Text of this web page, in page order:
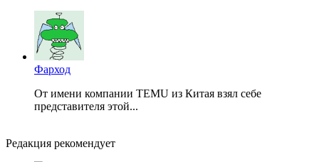
Фарход
От имени компании TEMU из Китая взял себе
представителя этой...
Редакция рекомендует